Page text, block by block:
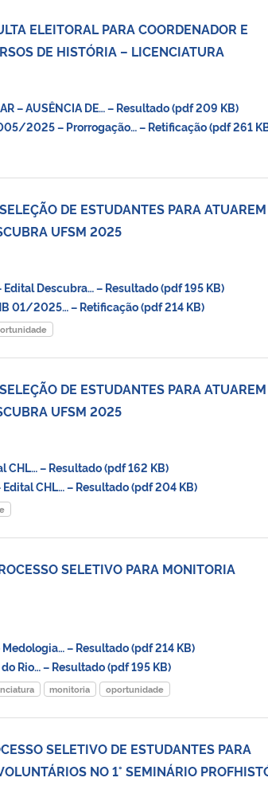
ELEITORAL PARA COORDENADOR E
DE HISTÓRIA – LICENCIATURA
– AUSÊNCIA DE… – Resultado (pdf 209 KB)
2025 – Prorrogação… – Retificação (pdf 261
DE ESTUDANTES PARA ATUAREM
UFSM 2025
Descubra… – Resultado (pdf 195 KB)
01/2025… – Retificação (pdf 214 KB)
DE ESTUDANTES PARA ATUAREM
UFSM 2025
– Resultado (pdf 162 KB)
CHL… – Resultado (pdf 204 KB)
SELETIVO PARA MONITORIA
– Resultado (pdf 214 KB)
Rio… – Resultado (pdf 195 KB)
monitoria oportunidade
SELETIVO DE ESTUDANTES PARA
NO 1° SEMINÁRIO